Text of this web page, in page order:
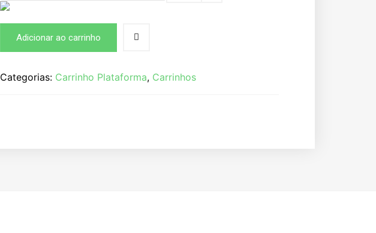
Adicionar ao carrinho
Categorias: Carrinho Plataforma, Carrinhos